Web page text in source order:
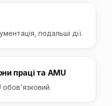
подальші дії.
праці та AMU
обов'язковий.